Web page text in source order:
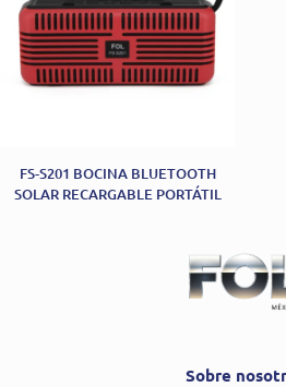
FS-S201 BOCINA BLUETOOTH
SOLAR RECARGABLE PORTÁTIL
Sobre